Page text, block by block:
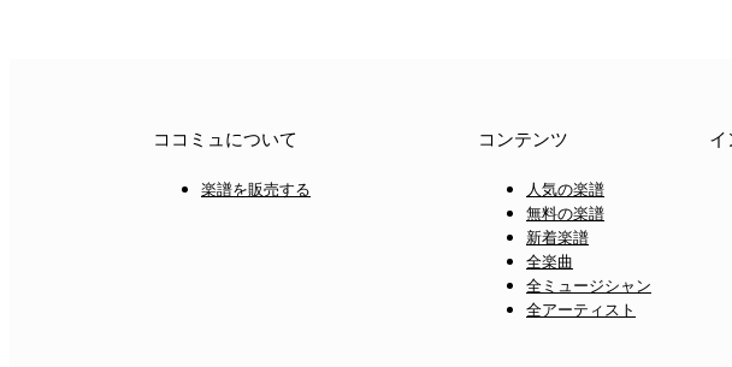
ココミュについて
楽譜を販売する
コンテンツ
人気の楽譜
無料の楽譜
新着楽譜
全楽曲
全ミュージシャン
全アーティスト
イ